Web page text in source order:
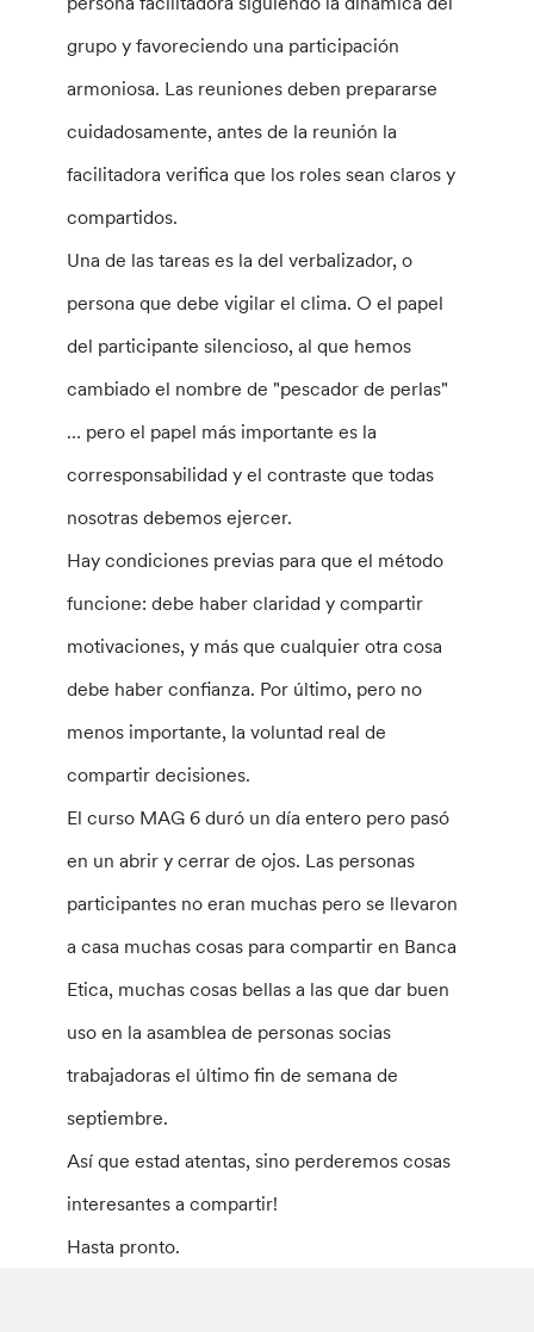
grupo y favoreciendo una participación
armoniosa. Las reuniones deben prepararse
cuidadosamente, antes de la reunión la
facilitadora verifica que los roles sean claros y
compartidos.
Una de las tareas es la del verbalizador, o
persona que debe vigilar el clima. O el papel
del participante silencioso, al que hemos
cambiado el nombre de "pescador de perlas"
… pero el papel más importante es la
corresponsabilidad y el contraste que todas
nosotras debemos ejercer.
Hay condiciones previas para que el método
funcione: debe haber claridad y compartir
motivaciones, y más que cualquier otra cosa
debe haber confianza. Por último, pero no
menos importante, la voluntad real de
compartir decisiones.
El curso MAG 6 duró un día entero pero pasó
en un abrir y cerrar de ojos. Las personas
participantes no eran muchas pero se llevaron
a casa muchas cosas para compartir en Banca
Etica, muchas cosas bellas a las que dar buen
uso en la asamblea de personas socias
trabajadoras el último fin de semana de
septiembre.
Así que estad atentas, sino perderemos cosas
interesantes a compartir!
Hasta pronto.